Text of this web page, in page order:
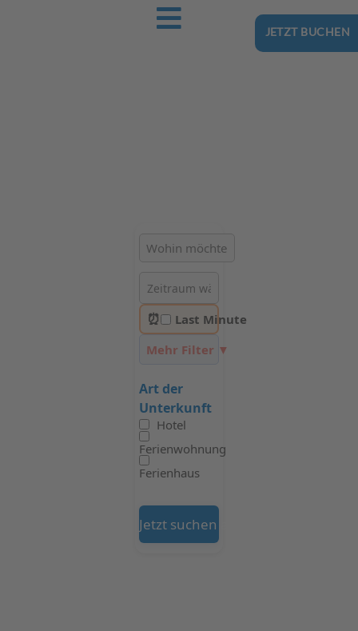
JETZT BUCHEN
⏰
Last Minute
Mehr Filter ▼
Art der
Unterkunft
Hotel
Ferienwohnung
Ferienhaus
Jetzt suchen auf Booking.com